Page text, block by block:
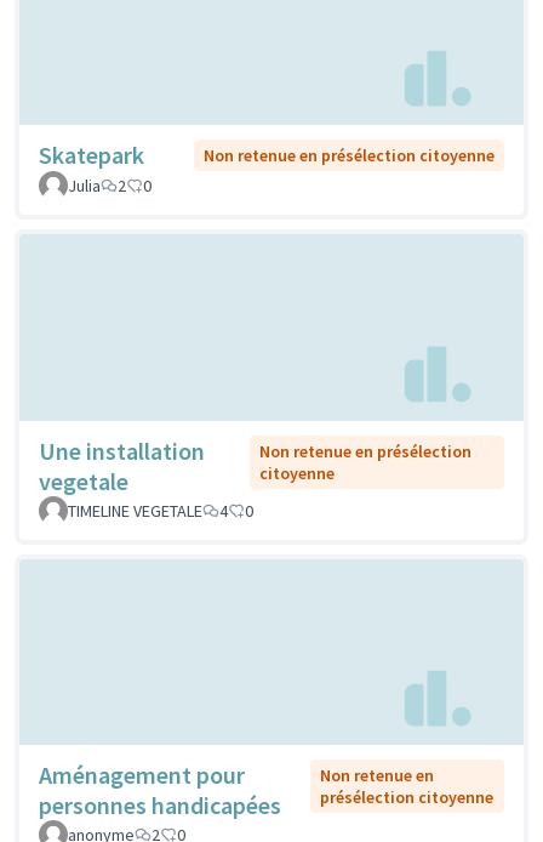
Skatepark
Non retenue en présélection citoyenne
Julia
2 0
Une installation
vegetale
Non retenue en présélection
citoyenne
TIMELINE VEGETALE
4 0
Aménagement pour
personnes handicapées
Non retenue en
présélection citoyenne
anonyme
2 0